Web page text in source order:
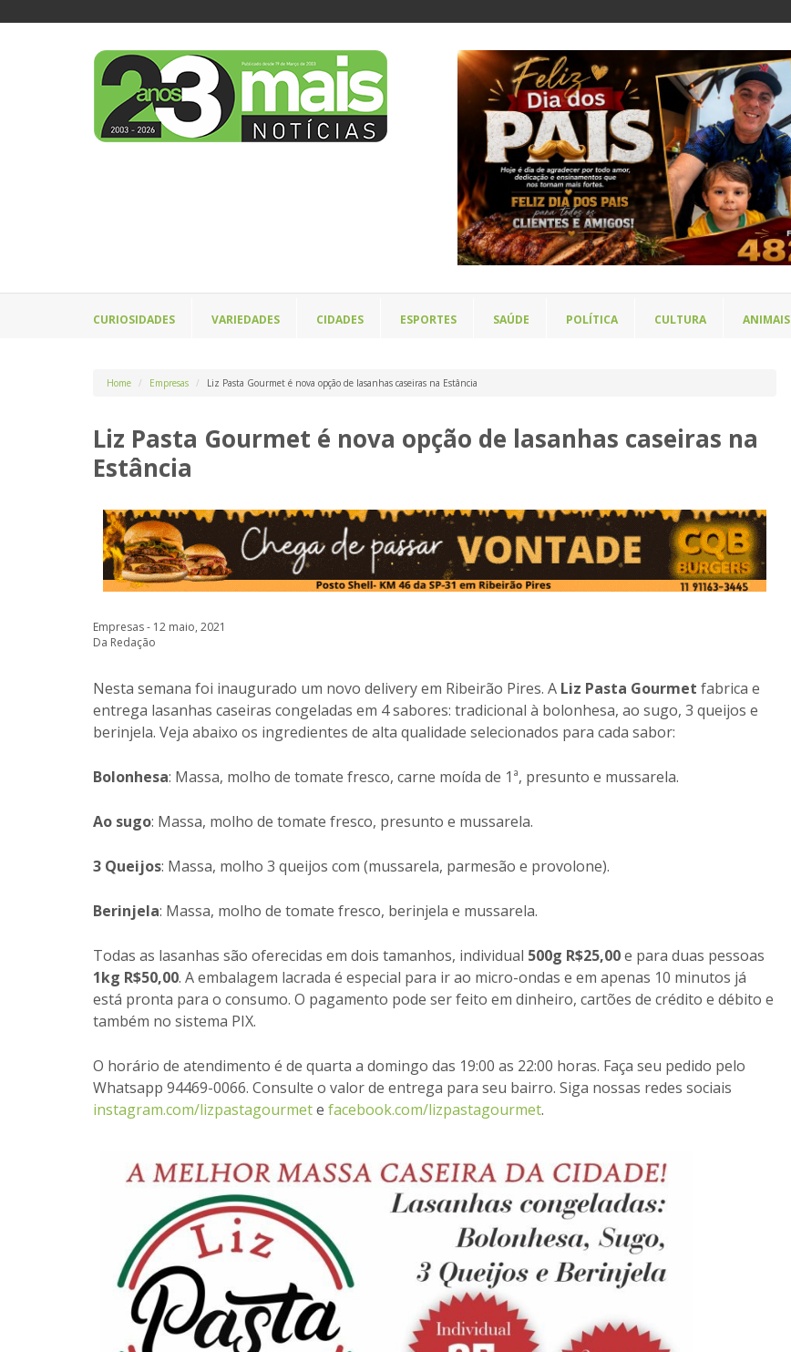
CURIOSIDADES VARIEDADES CIDADES ESPORTES SAÚDE POLÍTICA CULTURA ANIMAIS
Home Empresas Liz Pasta Gourmet é nova opção de lasanhas caseiras na Estância
Liz Pasta Gourmet é nova opção de lasanhas caseiras na
Estância
Empresas - 12 maio, 2021
Da Redação
Nesta semana foi inaugurado um novo delivery em Ribeirão Pires. A Liz Pasta Gourmet fabrica e
entrega lasanhas caseiras congeladas em 4 sabores: tradicional à bolonhesa, ao sugo, 3 queijos e
berinjela. Veja abaixo os ingredientes de alta qualidade selecionados para cada sabor:
Bolonhesa: Massa, molho de tomate fresco, carne moída de 1ª, presunto e mussarela.
Ao sugo: Massa, molho de tomate fresco, presunto e mussarela.
3 Queijos: Massa, molho 3 queijos com (mussarela, parmesão e provolone).
Berinjela: Massa, molho de tomate fresco, berinjela e mussarela.
Todas as lasanhas são oferecidas em dois tamanhos, individual 500g R$25,00e para duas pessoas
1kg R$50,00. A embalagem lacrada é especial para ir ao micro-ondas e em apenas 10 minutos já
está pronta para o consumo. O pagamento pode ser feito em dinheiro, cartões de crédito e débito e
também no sistema PIX.
O horário de atendimento é de quarta a domingo das 19:00 as 22:00 horas. Faça seu pedido pelo
Whatsapp 94469-0066. Consulte o valor de entrega para seu bairro. Siga nossas redes sociais
instagram.com/lizpastagourmete facebook.com/lizpastagourmet.